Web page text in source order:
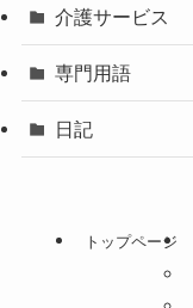
介護サービス
専門用語
日記
トップページ